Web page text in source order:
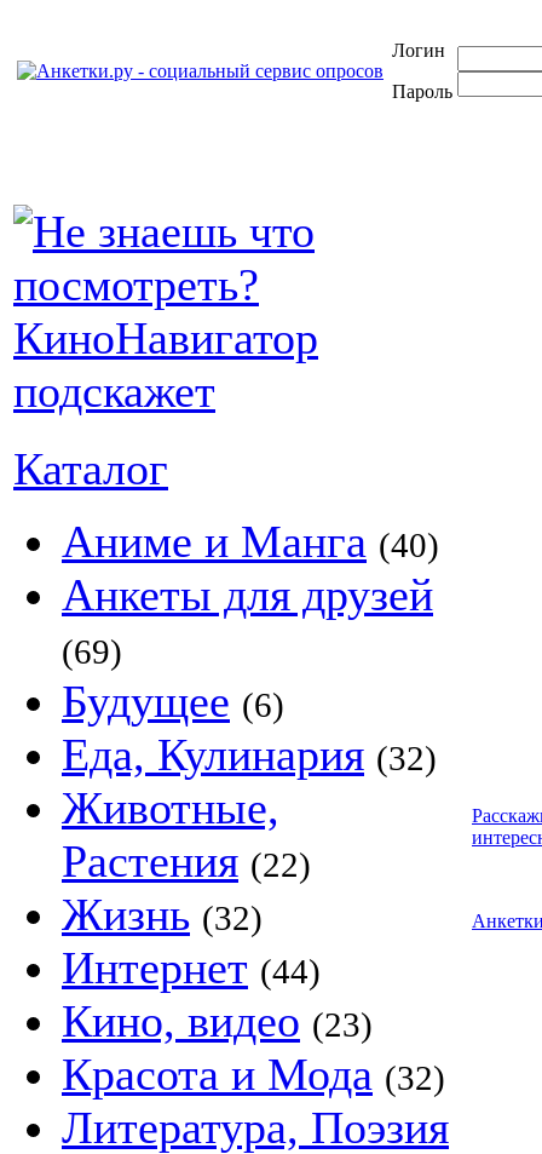
Логин
Пароль
Каталог
Аниме и Манга (40)
Анкеты для друзей
(69)
Будущее (6)
Еда, Кулинария (32)
Животные,
Растения (22)
Жизнь (32)
Интернет (44)
Кино, видео (23)
Красота и Мода (32)
Литература, Поэзия